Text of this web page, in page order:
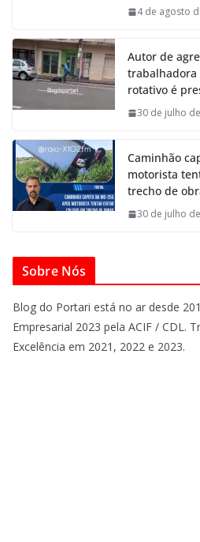
4 de agosto
Autor de
trabalhadora
rotativo é
30 de julho
Caminhão
motorista
trecho de
30 de julho
Sobre Nós
Blog do Portari está no ar desde
Empresarial 2023 pela ACIF / CDL.
Excelência em 2021, 2022 e 2023.